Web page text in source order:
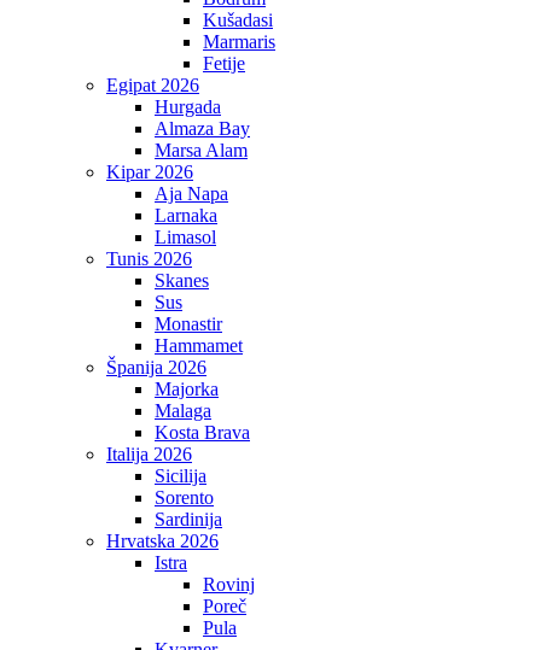
Kušadasi
Marmaris
Fetije
Egipat 2026
Hurgada
Almaza Bay
Marsa Alam
Kipar 2026
Aja Napa
Larnaka
Limasol
Tunis 2026
Skanes
Sus
Monastir
Hammamet
Španija 2026
Majorka
Malaga
Kosta Brava
Italija 2026
Sicilija
Sorento
Sardinija
Hrvatska 2026
Istra
Rovinj
Poreč
Pula